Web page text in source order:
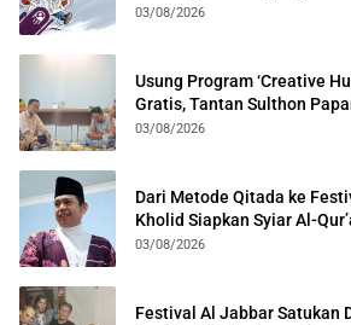
Lintas Generasi
03/08/2026
Usung Program ‘Creative
Gratis, Tantan Sulthon
Kota Bogor
03/08/2026
Dari Metode Qitada ke
Kholid Siapkan Syiar Al-
03/08/2026
Festival Al Jabbar Satukan